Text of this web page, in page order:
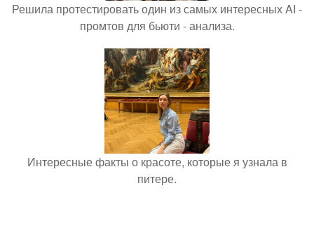
Решила протестировать один из самых интересных AI -
промтов для бьюти - анализа.
Интересные факты о красоте, которые я узнала в
питере.